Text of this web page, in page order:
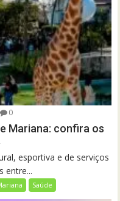
0
Mariana: confira os
esportiva e de serviços
entre...
Saúde